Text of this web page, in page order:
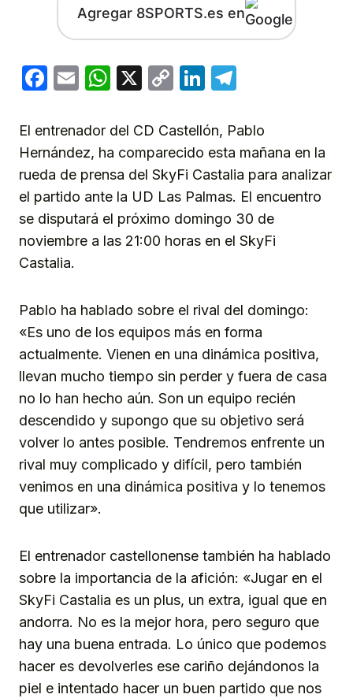
Agregar 8SPORTS.es en
Facebook
EmailWhatsApp
X
CopyLinkedIn
El entrenador del CD Castellón, Pablo
Hernández, ha comparecido esta mañana en la
rueda de prensa del SkyFi Castalia para analizar
el partido ante la UD Las Palmas. El encuentro
se disputará el próximo domingo 30 de
noviembre a las 21:00 horas en el SkyFi
Castalia.
Pablo ha hablado sobre el rival del domingo:
«Es uno de los equipos más en forma
actualmente. Vienen en una dinámica positiva,
llevan mucho tiempo sin perder y fuera de casa
no lo han hecho aún. Son un equipo recién
descendido y supongo que su objetivo será
volver lo antes posible. Tendremos enfrente un
rival muy complicado y difícil, pero también
venimos en una dinámica positiva y lo tenemos
que utilizar».
El entrenador castellonense también ha hablado
sobre la importancia de la afición: «Jugar en el
SkyFi Castalia es un plus, un extra, igual que en
andorra. No es la mejor hora, pero seguro que
hay una buena entrada. Lo único que podemos
hacer es devolverles ese cariño dejándonos la
piel e intentado hacer un buen partido que nos